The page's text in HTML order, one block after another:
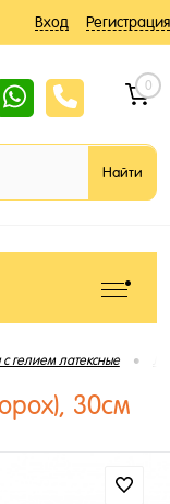
Вход Регистрация
0
гелием латексные •
30см